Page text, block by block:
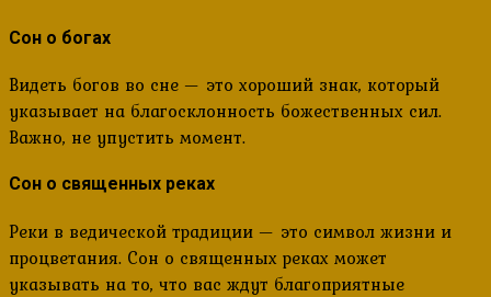
Сон о богах
Видеть богов во сне — это хороший знак, который
указывает на благосклонность божественных сил.
Важно, не упустить момент.
Сон о священных реках
Реки в ведической традиции — это символ жизни и
процветания. Сон о священных реках может
указывать на то, что вас ждут благоприятные